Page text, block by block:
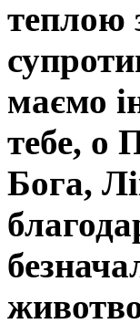
теплою
маємо
тебе, о
Бога,